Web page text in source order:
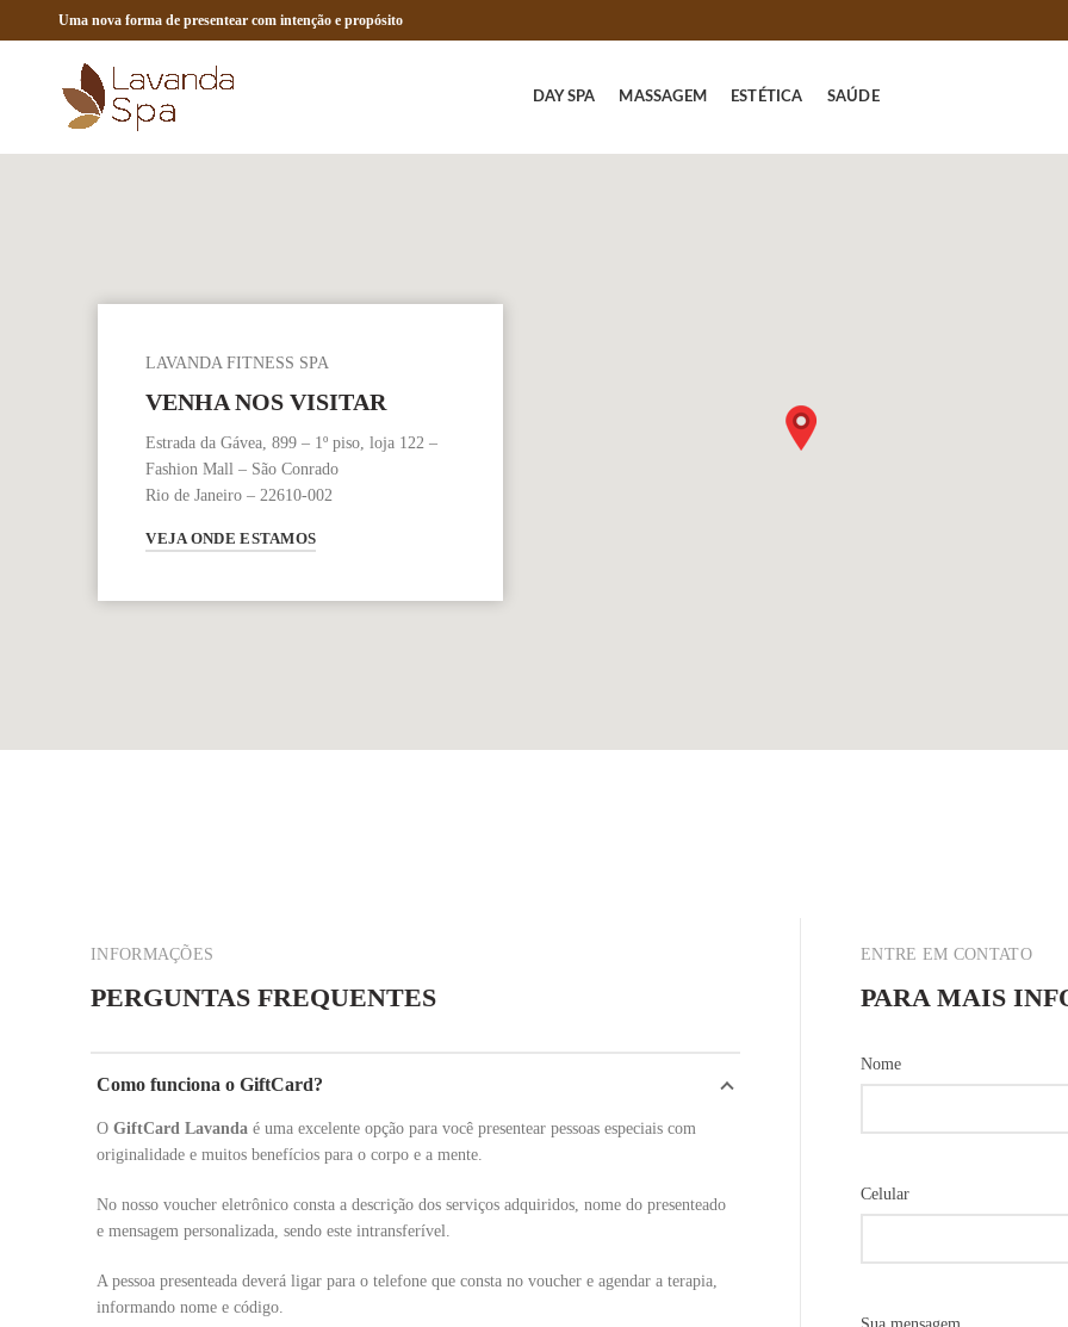
Uma nova forma de presentear com intenção e propósito
DAY SPA MASSAGEM ESTÉTICA SAÚDE
LAVANDA FITNESS SPA
VENHA NOS VISITAR
Estrada da Gávea, 899 – 1º piso, loja 122 –
Fashion Mall – São Conrado
Rio de Janeiro – 22610-002
VEJA ONDE ESTAMOS
INFORMAÇÕES
PERGUNTAS FREQUENTES
Como funciona o GiftCard?
O GiftCard Lavanda é uma excelente opção para você presentear pessoas especiais com
originalidade e muitos benefícios para o corpo e a mente.
No nosso voucher eletrônico consta a descrição dos serviços adquiridos, nome do presenteado
e mensagem personalizada, sendo este intransferível.
A pessoa presenteada deverá ligar para o telefone que consta no voucher e agendar a terapia,
informando nome e código.
ENTRE EM CONTATO
PARA MAIS
Nome
Celular